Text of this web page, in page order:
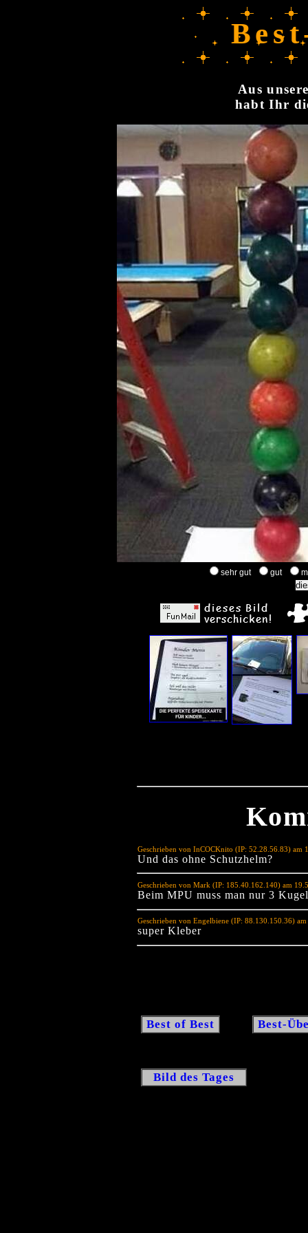
Aus
habt Ihr
sehr gut gut
Geschrieben von InCOCKnito (IP: 52.28.56.83) am
Und das ohne Schutzhelm?
Geschrieben von Mark (IP: 185.40.162.140) am
Beim MPU muss man nur 3
Geschrieben von Engelbiene (IP: 88.130.150.36)
super Kleber
Best of Best Best-
Bild des Tages